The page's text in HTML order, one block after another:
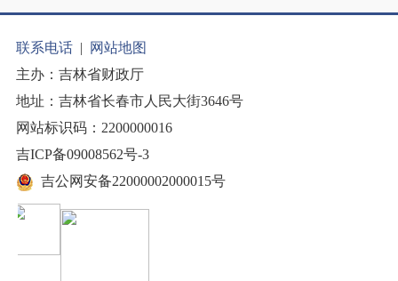
联系电话 |
网站地图
主办：吉林省财政厅
地址：吉林省长春市人民大街3646号
网站标识码：2200000016
吉ICP备09008562号-3
吉公网安备22000002000015号